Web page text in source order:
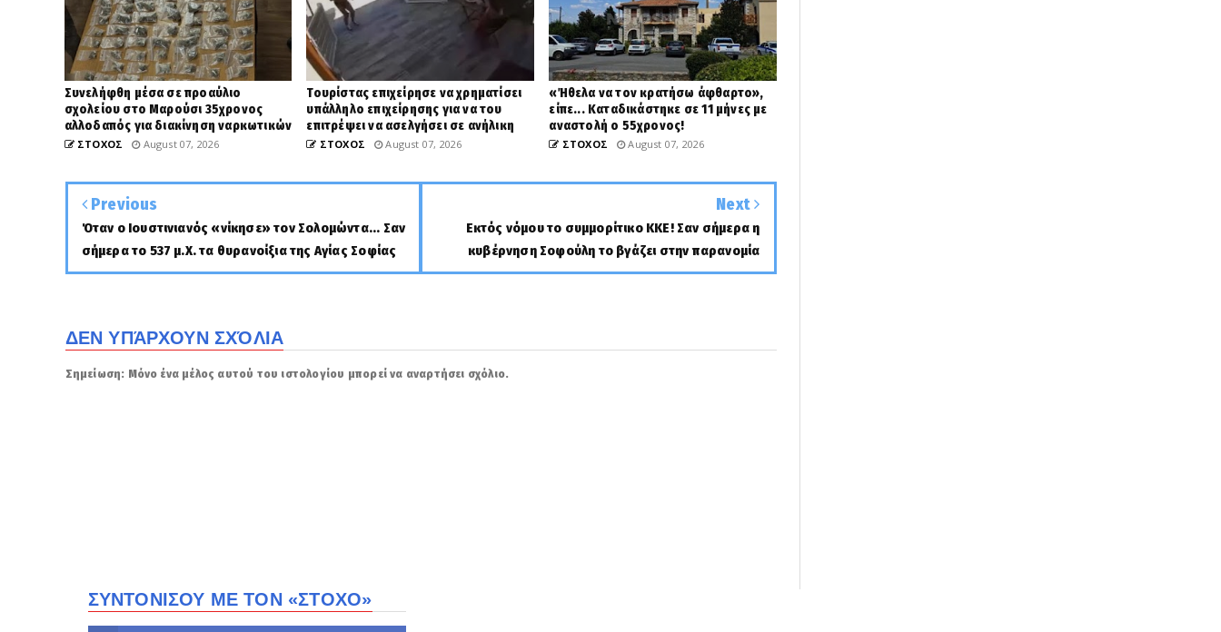
Συνελήφθη μέσα σε προαύλιο
σχολείου στο Μαρούσι 35χρονος
αλλοδαπός για διακίνηση ναρκωτικών
ΣΤΟΧΟΣ August 07, 2026
Τουρίστας επιχείρησε να χρηματίσει
υπάλληλο επιχείρησης για να του
επιτρέψει να ασελγήσει σε ανήλικη
ΣΤΟΧΟΣ August 07, 2026
«Ήθελα να τον κρατήσω άφθαρτο»,
είπε... Καταδικάστηκε σε 11 μήνες με
αναστολή ο 55χρονος!
ΣΤΟΧΟΣ August 07, 2026
Previous
Όταν ο Ιουστινιανός «νίκησε» τον Σολομώντα... Σαν
σήμερα το 537 μ.Χ. τα θυρανοίξια της Αγίας Σοφίας
Next
Εκτός νόμου το συμμορίτικο ΚΚΕ! Σαν σήμερα η
κυβέρνηση Σοφούλη το βγάζει στην παρανομία
ΔΕΝ ΥΠΆΡΧΟΥΝ ΣΧΌΛΙΑ
Σημείωση: Μόνο ένα μέλος αυτού του ιστολογίου μπορεί να αναρτήσει σχόλιο.
ΣΥΝΤΟΝΙΣΟΥ ΜΕ ΤΟΝ «ΣΤΟΧΟ»